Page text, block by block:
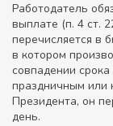
Работодатель
выплате (п. 4 ст.
перечисляется в
в котором
совпадении
праздничным или
Президента, он
день.